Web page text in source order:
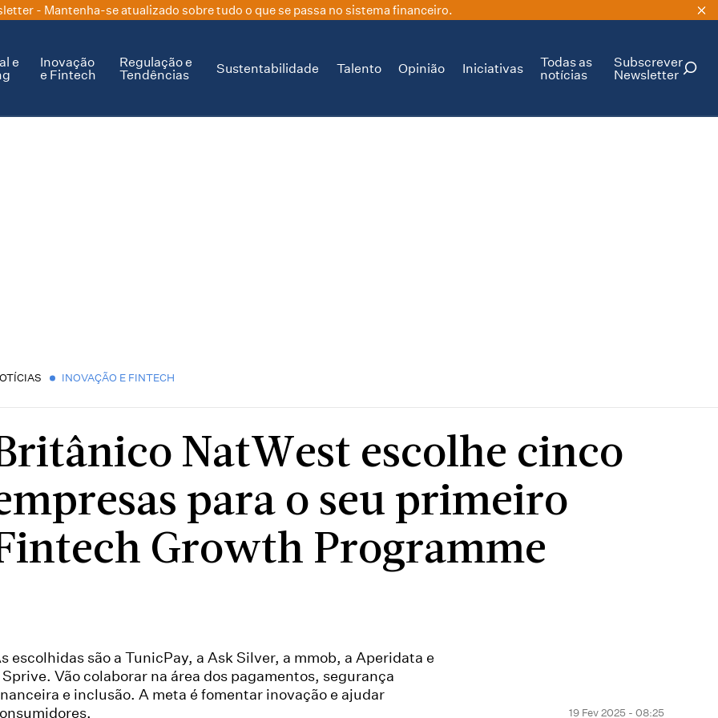
- Mantenha-se atualizado sobre tudo o que se passa no sistema financeiro.
e
Inovação
e Fintech
Regulação e
Tendências
Sustentabilidade Talento Opinião Iniciativas
Todas as
notícias
Subscrever
Newsletter
INOVAÇÃO E FINTECH
NatWest escolhe cinco
para o seu primeiro
Growth Programme
escolhidas são a TunicPay, a Ask Silver, a mmob, a Aperidata e
Sprive. Vão colaborar na área dos pagamentos, segurança
e inclusão. A meta é fomentar inovação e ajudar
19 Fev 2025 - 08:25